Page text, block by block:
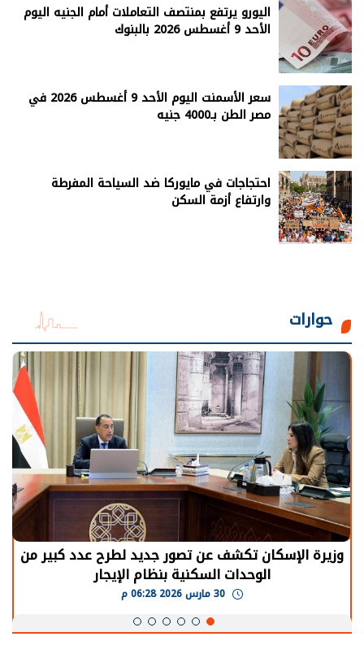
اليورو يرتفع بمنتصف التعاملات أمام الجنيه اليوم
الأحد 9 أغسطس 2026 بالبنوك
سعر الأسمنت اليوم الأحد 9 أغسطس 2026 في
مصر الطن بـ4000 جنيه
احتجاجات في مايوركا ضد السياحة المفرطة
وارتفاع أزمة السكن
حوارات
الرئيس السيسي: توقف الأنشطة في قطاع الطاقة
يحتاج إلى سنوات لعودة معدلات الإنتاج الطبيعية